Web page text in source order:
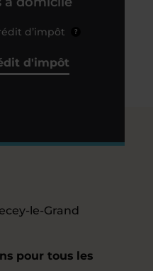
d’impôt ?
d'impôt
le-Grand
pour tous les